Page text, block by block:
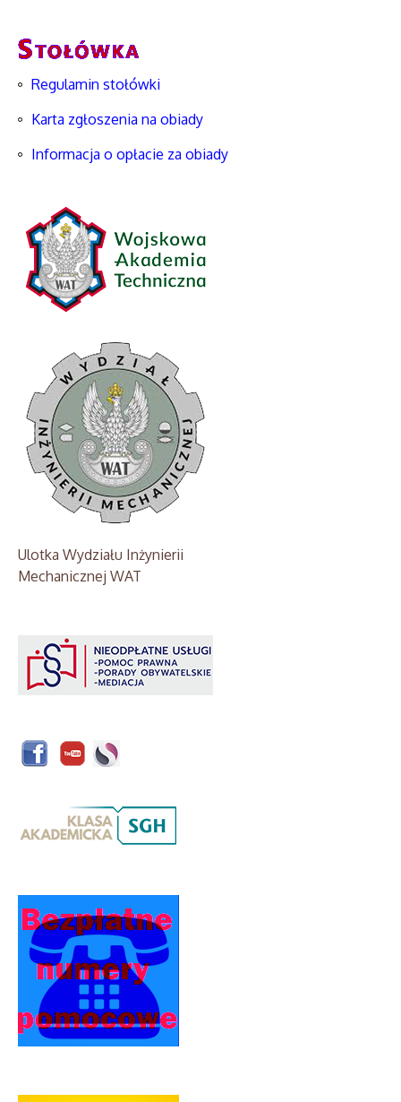
Regulamin stołówki
Karta zgłoszenia na obiady
Informacja o opłacie za obiady
Ulotka Wydziału Inżynierii
Mechanicznej WAT